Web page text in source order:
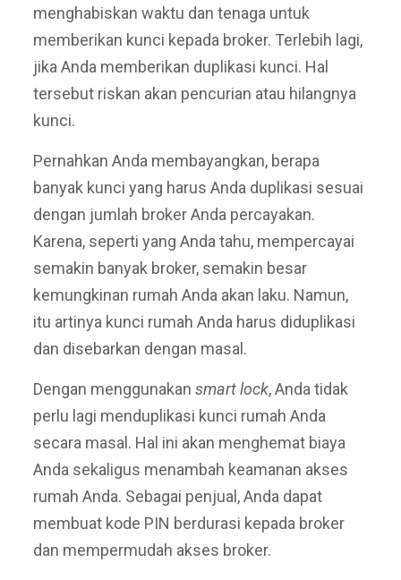
menghabiskan waktu dan tenaga untuk
memberikan kunci kepada broker. Terlebih lagi,
jika Anda memberikan duplikasi kunci. Hal
tersebut riskan akan pencurian atau hilangnya
kunci.
Pernahkan Anda membayangkan, berapa
banyak kunci yang harus Anda duplikasi sesuai
dengan jumlah broker Anda percayakan.
Karena, seperti yang Anda tahu, mempercayai
semakin banyak broker, semakin besar
kemungkinan rumah Anda akan laku. Namun,
itu artinya kunci rumah Anda harus diduplikasi
dan disebarkan dengan masal.
Dengan menggunakan smart lock, Anda tidak
perlu lagi menduplikasi kunci rumah Anda
secara masal. Hal ini akan menghemat biaya
Anda sekaligus menambah keamanan akses
rumah Anda. Sebagai penjual, Anda dapat
membuat kode PIN berdurasi kepada broker
dan mempermudah akses broker.